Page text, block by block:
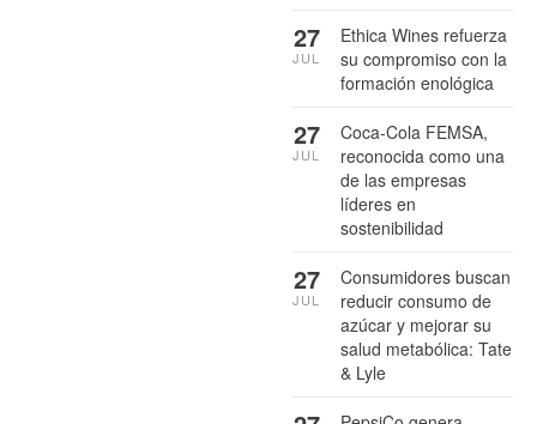
Ethica Wines refuerza
su compromiso con la
formación enológica
27
JUL
Coca-Cola FEMSA,
reconocida como una
de las empresas
líderes en
sostenibilidad
27
JUL
Consumidores buscan
reducir consumo de
azúcar y mejorar su
salud metabólica: Tate
& Lyle
27
JUL